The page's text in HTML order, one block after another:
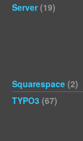
Server(19)
Squarespace (2)
TYPO3 (67)